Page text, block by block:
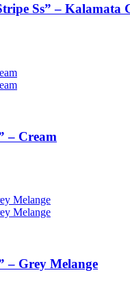
Ss” – Kalamata
– Cream
– Grey Melange